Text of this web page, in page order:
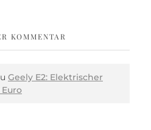
KOMMENTAR
Geely E2: Elektrischer